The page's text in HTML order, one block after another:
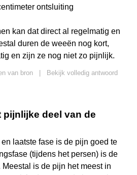
ontsluiting
kan dat direct al regelmatig en
duren de weeën nog kort,
en zijn ze nog niet zo pijnlijk.
van bron
Bekijk volledig antwoord
pijnlijke deel van de
laatste fase is de pijn goed te
(tijdens het persen) is de
is de pijn het meest in